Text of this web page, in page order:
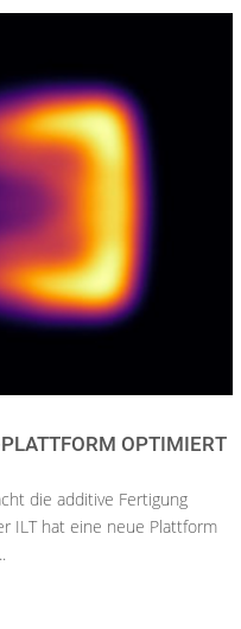
OPTIMIERT
die additive Fertigung
ILT hat eine neue Plattform